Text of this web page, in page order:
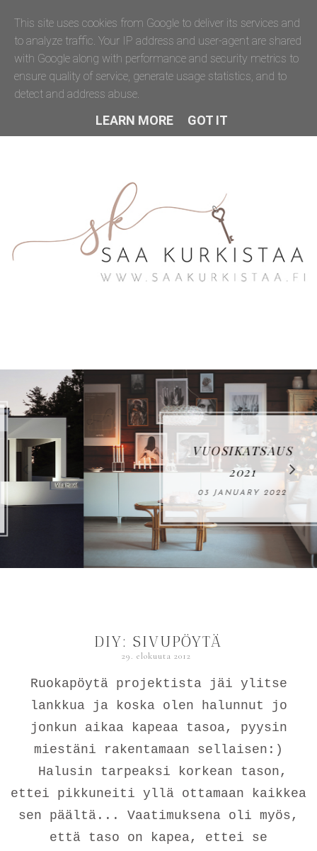
VUOSIKATSAUS
2021
03 JANUARY 2022
DIY: SIVUPÖYTÄ
29. elokuuta 2012
Ruokapöytä projektista jäi ylitse
lankkua ja koska olen halunnut jo
jonkun aikaa kapeaa tasoa, pyysin
miestäni rakentamaan sellaisen:)
Halusin tarpeaksi korkean tason,
ettei pikkuneiti yllä ottamaan kaikkea
sen päältä... Vaatimuksena oli myös,
että taso on kapea, ettei se
This site uses cookies from Google to deliver its services and
to analyze traffic. Your IP address and user-agent are shared
with Google along with performance and security metrics to
ensure quality of service, generate usage statistics, and to
detect and address abuse.
LEARN MORE GOT IT